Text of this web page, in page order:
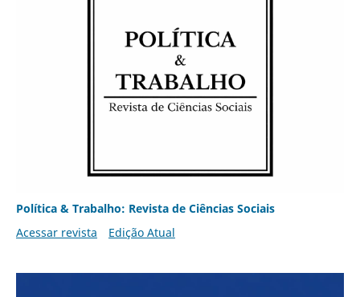
Política & Trabalho: Revista de Ciências Sociais
Acessar revista
Edição Atual